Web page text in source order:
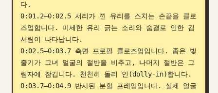
다.
0:01.2–0:02.5 서리가 낀 유리를 스치는 손끝을 클로
즈업합니다. 미세한 유리 긁는 소리와 숨결로 인한 김
서림이 나타납니다.
0:02.5–0:03.7 측면 프로필 클로즈업입니다. 좁은 빛
줄기가 그녀 얼굴의 절반을 비추고, 나머지 절반은 그
림자에 잠깁니다. 천천히 돌리 인(dolly-in)합니다.
0:03.7–0:04.9 반사된 분할 프레임입니다. 실제 얼굴